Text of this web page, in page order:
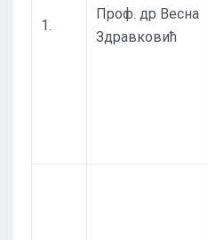
1.
Проф. др Весна
Здравковић